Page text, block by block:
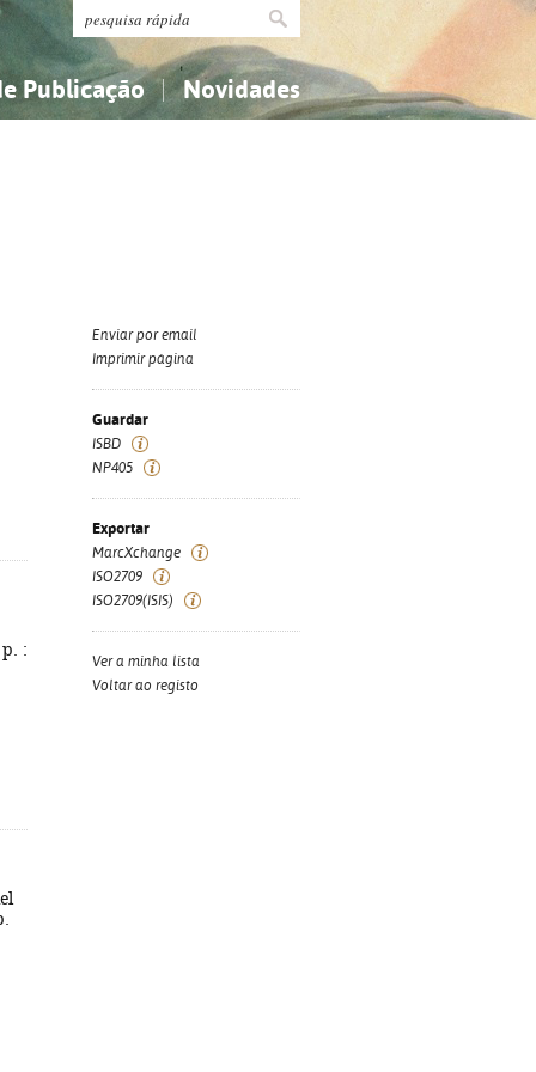
Publicação Novidades
:
Enviar por email
Imprimir página
Guardar
ISBD
NP405
Exportar
MarcXchange
ISO2709
ISO2709(ISIS)
Ver a minha lista
Voltar ao registo